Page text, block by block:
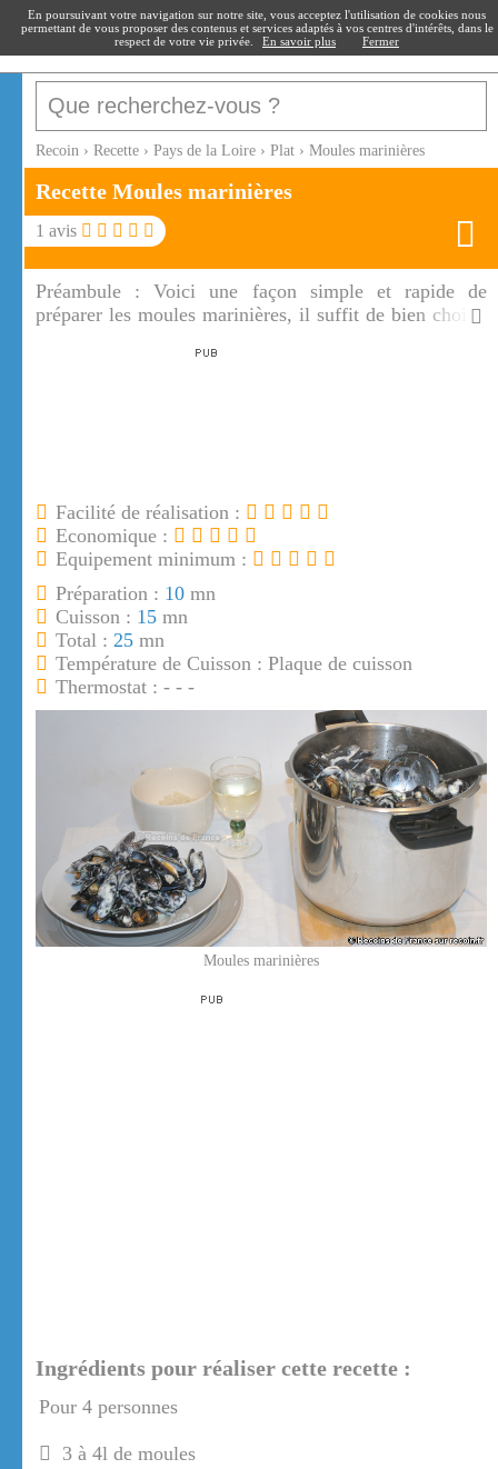
recoin.fr
Recoin › Recette › Pays de la Loire › Plat › Moules marinières
Recette Moules marinières
1 avis
Préambule :Voici une façon simple et rapide de
préparer les moules marinières, il suffit de bien choisir
accompagner d'un petit hachis d'échalotes et d'un bon
Facilité de réalisation :
Economique :
Equipement minimum :
Préparation : 10 mn
Cuisson : 15 mn
Total : 25 mn
Température de Cuisson : Plaque de cuisson
Thermostat : - - -
Moules marinières
Ingrédients pour réaliser cette recette :
Pour 4 personnes
3 à 4l de moules
En poursuivant votre navigation sur notre site, vous acceptez l'utilisation de cookies nous
permettant de vous proposer des contenus et services adaptés à vos centres d'intérêts, dans le
respect de votre vie privée.
En savoir plus Fermer